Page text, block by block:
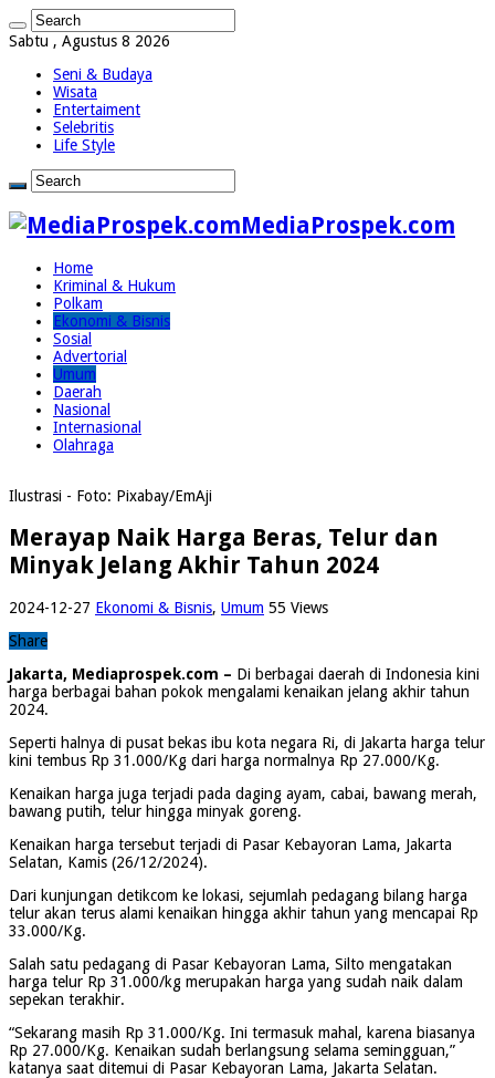
Sabtu , Agustus 8 2026
Seni & Budaya
Wisata
Entertaiment
Selebritis
Life Style
MediaProspek.com
Home
Kriminal & Hukum
Polkam
Ekonomi & Bisnis
Sosial
Advertorial
Umum
Daerah
Nasional
Internasional
Olahraga
Ilustrasi - Foto: Pixabay/EmAji
Merayap Naik Harga Beras, Telur dan
Minyak Jelang Akhir Tahun 2024
2024-12-27 Ekonomi & Bisnis, Umum 55 Views
Share
Jakarta, Mediaprospek.com – Di berbagai daerah di Indonesia kini
harga berbagai bahan pokok mengalami kenaikan jelang akhir tahun
2024.
Seperti halnya di pusat bekas ibu kota negara Ri, di Jakarta harga telur
kini tembus Rp 31.000/Kg dari harga normalnya Rp 27.000/Kg.
Kenaikan harga juga terjadi pada daging ayam, cabai, bawang merah,
bawang putih, telur hingga minyak goreng.
Kenaikan harga tersebut terjadi di Pasar Kebayoran Lama, Jakarta
Selatan, Kamis (26/12/2024).
Dari kunjungan detikcom ke lokasi, sejumlah pedagang bilang harga
telur akan terus alami kenaikan hingga akhir tahun yang mencapai Rp
33.000/Kg.
Salah satu pedagang di Pasar Kebayoran Lama, Silto mengatakan
harga telur Rp 31.000/kg merupakan harga yang sudah naik dalam
sepekan terakhir.
“Sekarang masih Rp 31.000/Kg. Ini termasuk mahal, karena biasanya
Rp 27.000/Kg. Kenaikan sudah berlangsung selama semingguan,”
katanya saat ditemui di Pasar Kebayoran Lama, Jakarta Selatan.